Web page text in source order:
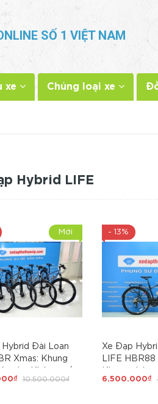
SỐ 1 VIỆT NAM
xe Chủng loại xe
Hybrid LIFE
Mới
Hybrid Đài Loan
Xmas: Khung
M315 3x8
10.500.000₫
- 13%
Xe Đạp
LIFE HBR88
Shimano 24
6.500.000₫